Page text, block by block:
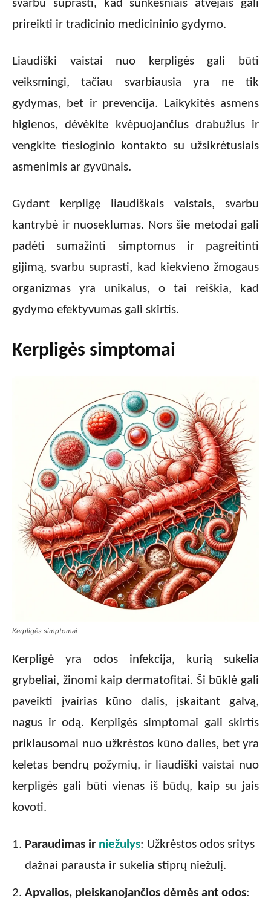
svarbu suprasti, kad sunkesniais atvejais gali
prireikti ir tradicinio medicininio gydymo.
Liaudiški vaistai nuo kerpligės gali būti
veiksmingi, tačiau svarbiausia yra ne tik
gydymas, bet ir prevencija. Laikykitės asmens
higienos, dėvėkite kvėpuojančius drabužius ir
vengkite tiesioginio kontakto su užsikrėtusiais
asmenimis ar gyvūnais.
Gydant kerpligę liaudiškais vaistais, svarbu
kantrybė ir nuoseklumas. Nors šie metodai gali
padėti sumažinti simptomus ir pagreitinti
gijimą, svarbu suprasti, kad kiekvieno žmogaus
organizmas yra unikalus, o tai reiškia, kad
gydymo efektyvumas gali skirtis.
Kerpligės simptomai
Kerpligės simptomai
Kerpligė yra odos infekcija, kurią sukelia
grybeliai, žinomi kaip dermatofitai. Ši būklė gali
paveikti įvairias kūno dalis, įskaitant galvą,
nagus ir odą. Kerpligės simptomai gali skirtis
priklausomai nuo užkrėstos kūno dalies, bet yra
keletas bendrų požymių, ir liaudiški vaistai nuo
kerpligės gali būti vienas iš būdų, kaip su jais
kovoti.
Paraudimas ir niežulys: Užkrėstos odos sritys
dažnai parausta ir sukelia stiprų niežulį.
Apvalios, pleiskanojančios dėmės ant odos: